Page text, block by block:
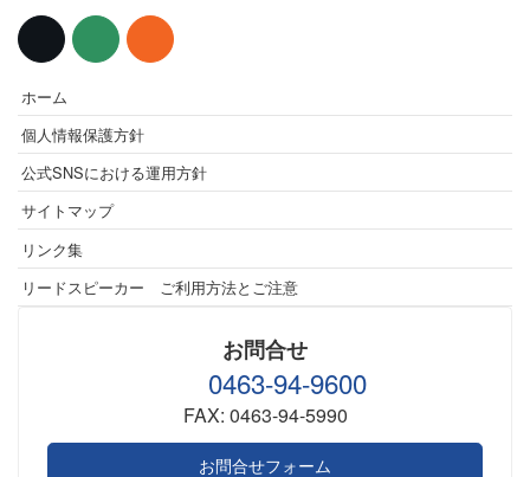
ホーム
個人情報保護方針
公式SNSにおける運用方針
サイトマップ
リンク集
リードスピーカー ご利用方法とご注意
お問合せ
0463-94-9600
FAX: 0463-94-5990
お問合せフォーム